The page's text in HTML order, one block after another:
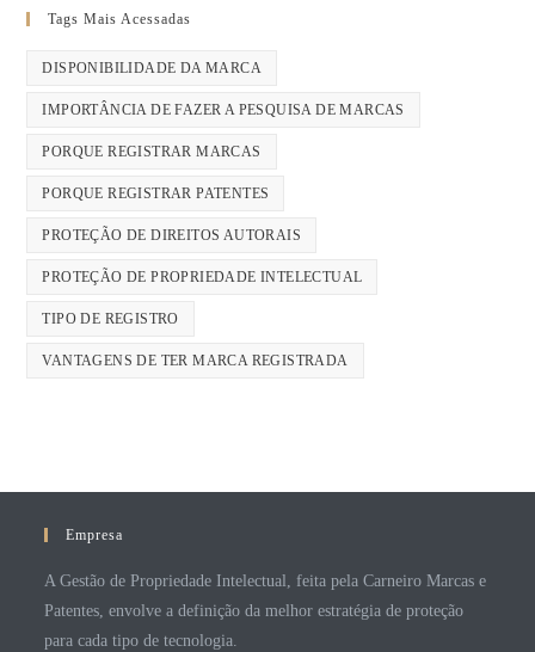
Tags Mais Acessadas
DISPONIBILIDADE DA MARCA
IMPORTÂNCIA DE FAZER A PESQUISA DE MARCAS
PORQUE REGISTRAR MARCAS
PORQUE REGISTRAR PATENTES
PROTEÇÃO DE DIREITOS AUTORAIS
PROTEÇÃO DE PROPRIEDADE INTELECTUAL
TIPO DE REGISTRO
VANTAGENS DE TER MARCA REGISTRADA
Empresa
A Gestão de Propriedade Intelectual, feita pela Carneiro Marcas e
Patentes, envolve a definição da melhor estratégia de proteção
para cada tipo de tecnologia.